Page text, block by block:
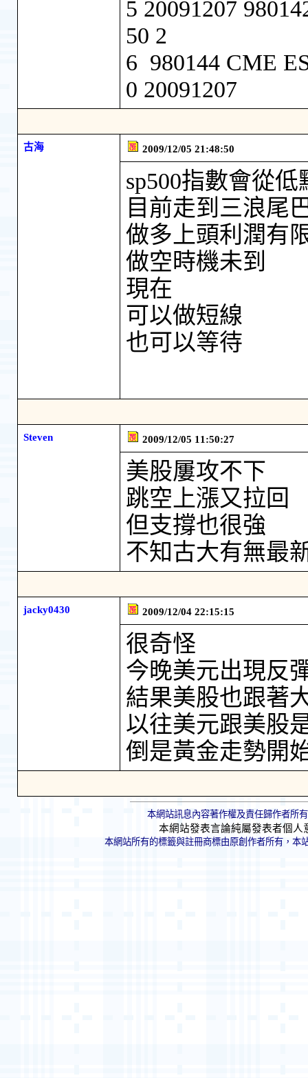
5 20091207
50 2
6 980144 CME
0 20091207
古海 2009/12/05 21:48:50
sp500指數會從
目前走到三浪尾
做多上頭利潤有
做空時機未到
現在
可以做短線
也可以等待
Steven 2009/12/05 11:50:27
美股屢攻不下
跳空上漲又拉回
但支撐也很強
不知古大有無最
jacky0430 2009/12/04 22:15:15
很奇怪
今晚美元出現反
結果美股也跟著
以往美元跟美股
倒是黃金走勢開
本網站訊息內容著作權及責任歸作者所
本網站發表言論純屬發表者個人
本網站所有的標籤與註冊商標由原創作者所有，本